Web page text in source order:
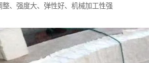
整、强度大、弹性好、机械加工性强